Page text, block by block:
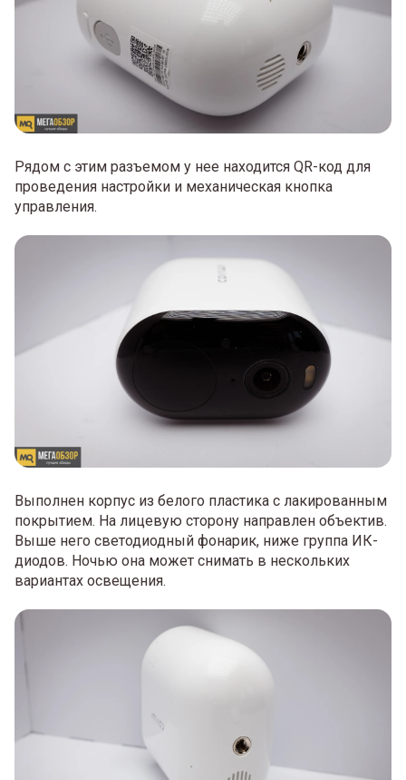
Рядом с этим разъемом у нее находится QR-код для
проведения настройки и механическая кнопка
управления.
Выполнен корпус из белого пластика с лакированным
покрытием. На лицевую сторону направлен объектив.
Выше него светодиодный фонарик, ниже группа ИК-
диодов. Ночью она может снимать в нескольких
вариантах освещения.